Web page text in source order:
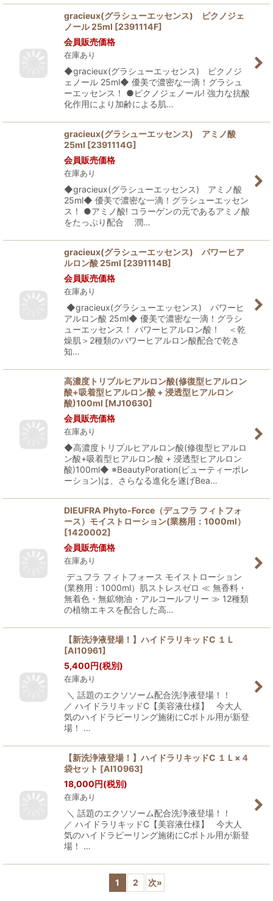
gracieux(グラシューエッセンス) ピクノジェ
ノール 25ml [2391114F]
会員販売価格
在庫あり
◆gracieux(グラシューエッセンス) ピクノジ
ェノール 25ml◆ 優美で濃密な一滴！グラシュ
ーエッセンス！ ●ピクノジェノール! 強力な抗酸
化作用により加齢による肌…
gracieux(グラシューエッセンス) アミノ酸
25ml [2391114G]
会員販売価格
在庫あり
◆gracieux(グラシューエッセンス) アミノ酸
25ml◆ 優美で濃密な一滴！グラシューエッセン
ス！ ●アミノ酸! コラーゲンの元であるアミノ酸
をたっぷり配合 潤…
gracieux(グラシューエッセンス) パワーヒア
ルロン酸 25ml [2391114B]
会員販売価格
在庫あり
◆gracieux(グラシューエッセンス) パワーヒ
アルロン酸 25ml◆ 優美で濃密な一滴！グラシ
ューエッセンス！ パワーヒアルロン酸！ ＜乾
燥肌＞2種類のパワーヒアルロン酸配合で乾き
知…
高濃度トリプルヒアルロン酸(修復型ヒアルロン
酸+吸着型ヒアルロン酸 + 浸透型ヒアルロン
酸)100ml [MJ10630]
会員販売価格
在庫あり
◆高濃度トリプルヒアルロン酸(修復型ヒアルロ
ン酸+吸着型ヒアルロン酸 + 浸透型ヒアルロン
酸)100ml◆ ※BeautyPoration(ビューティーポレ
ーション)は、さらなる進化を遂げBea…
DIEUFRA Phyto-Force（デュフラ フィトフォ
ース）モイストローション(業務用：1000ml）
[1420002]
会員販売価格
在庫あり
デュフラ フィトフォース モイストローション
(業務用：1000ml）肌ストレスゼロ ≪ 無香料・
無着色・無鉱物油・アルコールフリー ≫ 12種類
の植物エキスを配合した高…
【新洗浄液登場！】ハイドラリキッドC １Ｌ
[AI10961]
5,400円(税別)
在庫あり
＼ 話題のエクソソーム配合洗浄液登場！！
／ ハイドラリキッドC【美容液仕様】 今大人
気のハイドラピーリング施術にCボトル用が新登
場！ …
【新洗浄液登場！】ハイドラリキッドC １Ｌ×４
袋セット [AI10963]
18,000円(税別)
在庫あり
＼ 話題のエクソソーム配合洗浄液登場！！
／ ハイドラリキッドC【美容液仕様】 今大人
気のハイドラピーリング施術にCボトル用が新登
場！ …
1 2 次»